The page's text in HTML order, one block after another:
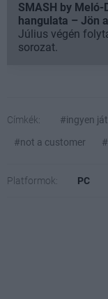
SMASH by
hangulata – Jön
Július végén
sorozat.
Címkék: #ingyen
#not a customer
Platformok: PC